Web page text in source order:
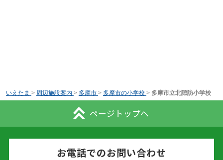
いえたま > 周辺施設案内 > 多摩市 > 多摩市の小学校 > 多摩市立北諏訪小学校
ページトップへ
お電話でのお問い合わせ